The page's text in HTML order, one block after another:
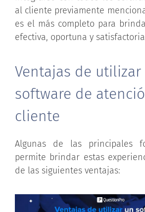
al cliente previamente
es el más completo para
efectiva, oportuna y
Ventajas de utilizar
software de
cliente
Algunas de las principales
permite brindar estas
de las siguientes ventajas: